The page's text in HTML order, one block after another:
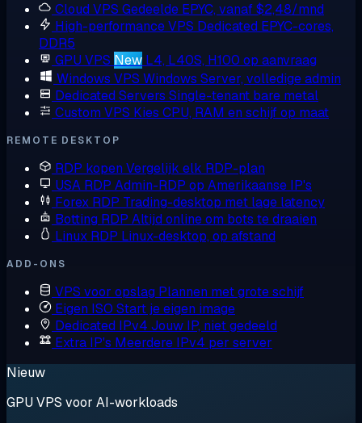
Cloud VPS Gedeelde EPYC, vanaf $2,48/mnd
High-performance VPS Dedicated EPYC-cores,
DDR5
GPU VPS New L4, L40S, H100 op aanvraag
Windows VPS Windows Server, volledige admin
Dedicated Servers Single-tenant bare metal
Custom VPS Kies CPU, RAM en schijf op maat
REMOTE DESKTOP
RDP kopen Vergelijk elk RDP-plan
USA RDP Admin-RDP op Amerikaanse IP's
Forex RDP Trading-desktop met lage latency
Botting RDP Altijd online om bots te draaien
Linux RDP Linux-desktop, op afstand
ADD-ONS
VPS voor opslag Plannen met grote schijf
Eigen ISO Start je eigen image
Dedicated IPv4 Jouw IP, niet gedeeld
Extra IP's Meerdere IPv4 per server
Nieuw
GPU VPS voor AI-workloads